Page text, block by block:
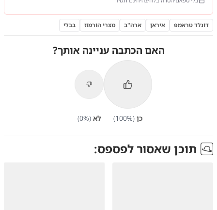
דונלד טראמפ איראן ארה"ב מצרי הורמוז בבלי
האם הכתבה עניינה אותך?
כן (
100%) לא (
0%)
תוכן שאסור לפספס: